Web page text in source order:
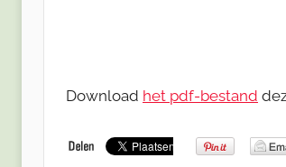
Download het pdf-bestand